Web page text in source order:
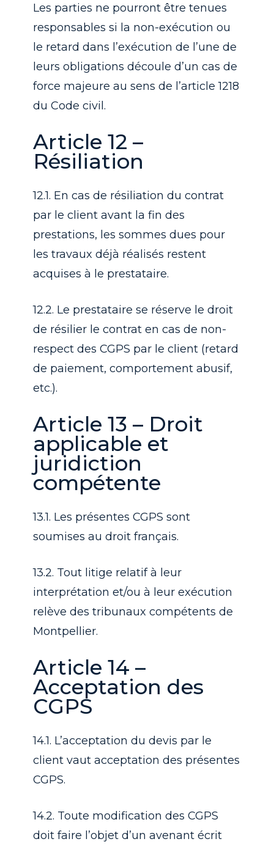
Les parties ne pourront être tenues
responsables si la non-exécution ou
le retard dans l’exécution de l’une de
leurs obligations découle d’un cas de
force majeure au sens de l’article 1218
du Code civil.
Article 12 –
Résiliation
12.1. En cas de résiliation du contrat
par le client avant la fin des
prestations, les sommes dues pour
les travaux déjà réalisés restent
acquises à le prestataire.
12.2. Le prestataire se réserve le droit
de résilier le contrat en cas de non-
respect des CGPS par le client (retard
de paiement, comportement abusif,
etc.).
Article 13 – Droit
applicable et
juridiction
compétente
13.1. Les présentes CGPS sont
soumises au droit français.
13.2. Tout litige relatif à leur
interprétation et/ou à leur exécution
relève des tribunaux compétents de
Montpellier.
Article 14 –
Acceptation des
CGPS
14.1. L’acceptation du devis par le
client vaut acceptation des présentes
CGPS.
14.2. Toute modification des CGPS
doit faire l’objet d’un avenant écrit